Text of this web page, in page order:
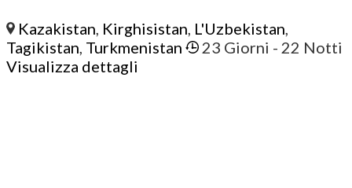
Kazakistan Kirghisistan L'Uzbekistan
Tagikistan Turkmenistan 23 Giorni - 22 Notti
Visualizza dettagli